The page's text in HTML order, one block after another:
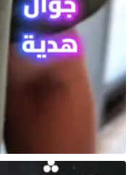
بجماليات فنية ثنائية
ملونة من الشخصيات،
الأسلحة لتغيير أسلوب
أثناء سعيك لإسقاط
تدعم اللعبة كل شيء من
لاعبين إلى مباريات
تجربة كل هذا مجانًا.
هو الوصول الدائم إلى
اختيار من بين مجموعة